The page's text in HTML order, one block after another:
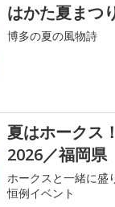
はかた夏まつ
博多の夏の風物詩
夏はホークス
2026／福岡県
ホークスと一緒に盛
恒例イベント